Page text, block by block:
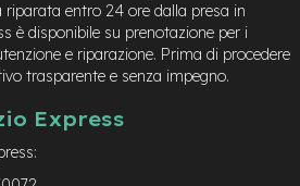
entro 24 ore dalla presa in
è disponibile su prenotazione per i
e riparazione. Prima di procedere
trasparente e senza impegno.
Express